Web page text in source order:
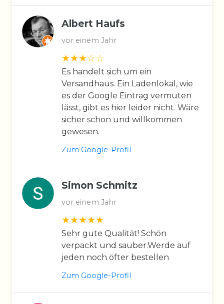
Albert Haufs
vor einem Jahr
Es handelt sich um ein
Versandhaus. Ein Ladenlokal, wie
es der Google Eintrag vermuten
lässt, gibt es hier leider nicht. Wäre
sicher schon und willkommen
gewesen.
Zum Google-Profil
Simon Schmitz
vor einem Jahr
Sehr gute Qualität! Schön
verpackt und sauber.Werde auf
jeden noch öfter bestellen
Zum Google-Profil